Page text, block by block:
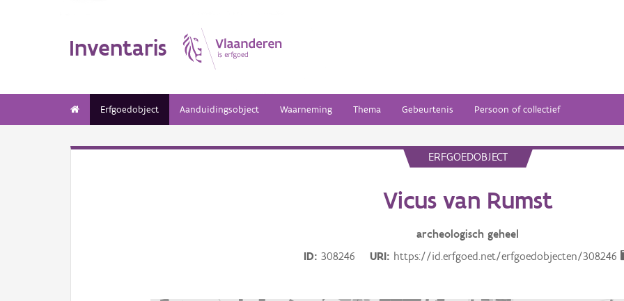
Inventaris
Erfgoedobject Aanduidingsobject Waarneming Thema Gebeurtenis Persoon of collectief
ERFGOEDOBJECT
Vicus van Rumst
archeologisch geheel
ID
308246 URI https://id.erfgoed.net/erfgoedobjecten/308246